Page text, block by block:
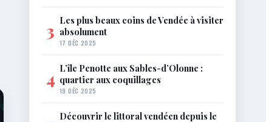
3 Les plus beaux coins de Vendée à visiter
absolument
17 DÉC 2025
4 L’île Penotte aux Sables-d’Olonne :
quartier aux coquillages
19 DÉC 2025
Découvrir le littoral vendéen depuis le